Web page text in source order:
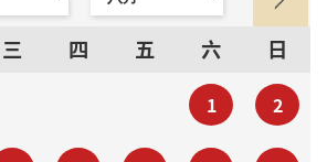
三 四 五 六 日
1 2